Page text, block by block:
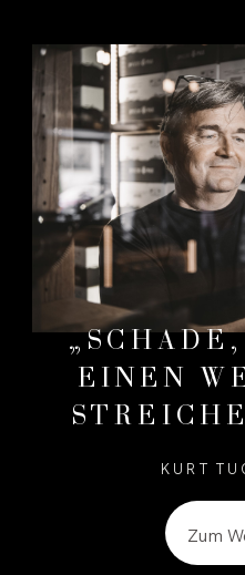
EINEN
KURT
Zum